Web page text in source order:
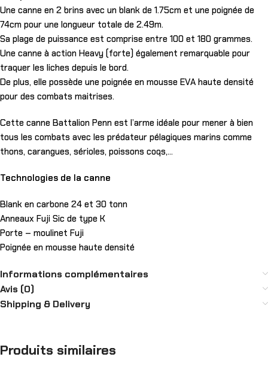
Une canne en 2 brins avec un blank de 1.75cm et une poignée de
74cm pour une longueur totale de 2.49m.
Sa plage de puissance est comprise entre 100 et 180 grammes.
Une canne à action Heavy (forte) également remarquable pour
traquer les liches depuis le bord.
De plus, elle possède une poignée en mousse EVA haute densité
pour des combats maitrises.
Cette canne Battalion Penn est l’arme idéale pour mener à bien
tous les combats avec les prédateur pélagiques marins comme
thons, carangues, sérioles, poissons coqs,…
Technologies de la canne
Blank en carbone 24 et 30 tonn
Anneaux Fuji Sic de type K
Porte – moulinet Fuji
Poignée en mousse haute densité
Informations complémentaires
Avis (0)
Shipping & Delivery
Produits similaires